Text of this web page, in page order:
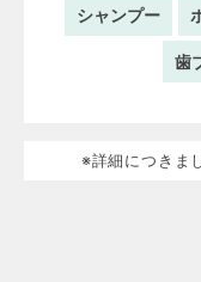
シャンプー
歯
※詳細につきま